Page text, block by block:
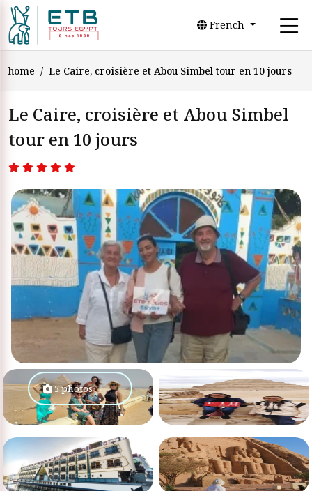
French
home Le Caire, croisière et Abou Simbel tour en 10 jours
Le Caire, croisière et Abou Simbel
tour en 10 jours
5 photos